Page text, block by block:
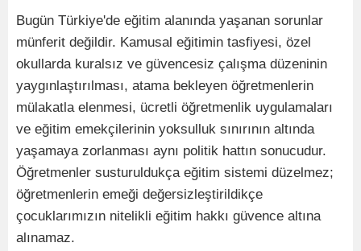
Bugün Türkiye'de eğitim alanında yaşanan sorunlar
münferit değildir. Kamusal eğitimin tasfiyesi, özel
okullarda kuralsız ve güvencesiz çalışma düzeninin
yaygınlaştırılması, atama bekleyen öğretmenlerin
mülakatla elenmesi, ücretli öğretmenlik uygulamaları
ve eğitim emekçilerinin yoksulluk sınırının altında
yaşamaya zorlanması aynı politik hattın sonucudur.
Öğretmenler susturuldukça eğitim sistemi düzelmez;
öğretmenlerin emeği değersizleştirildikçe
çocuklarımızın nitelikli eğitim hakkı güvence altına
alınamaz.